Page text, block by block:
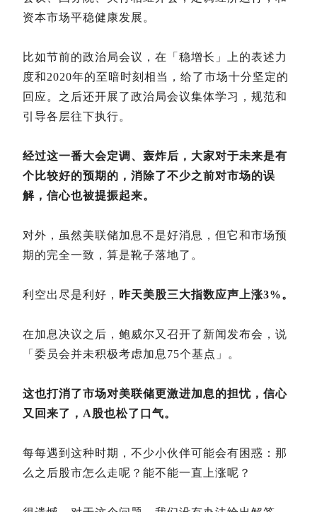
资本市场平稳健康发展。
比如节前的政治局会议，在「稳增长」上的表述力
度和2020年的至暗时刻相当，给了市场十分坚定的
回应。之后还开展了政治局会议集体学习，规范和
引导各层往下执行。
经过这一番大会定调、轰炸后，大家对于未来是有
个比较好的预期的，消除了不少之前对市场的误
解，信心也被提振起来。
对外，虽然美联储加息不是好消息，但它和市场预
期的完全一致，算是靴子落地了。
利空出尽是利好， 昨天美股三大指数应声上涨3%。
在加息决议之后，鲍威尔又召开了新闻发布会，说
「委员会并未积极考虑加息75个基点」。
这也打消了市场对美联储更激进加息的担忧，信心
又回来了，A股也松了口气。
每每遇到这种时期，不少小伙伴可能会有困惑：那
么之后股市怎么走呢？能不能一直上涨呢？